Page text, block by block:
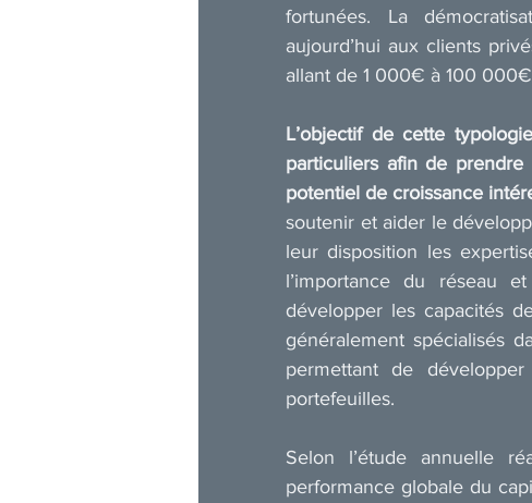
fortunées. La
aujourd’hui aux clients
allant de 1 000€ à 100
L’objectif de cette
particuliers afin de
potentiel de croissance
soutenir et aider le
leur disposition les
l’importance du réseau
développer les capacités
généralement spécialisés
permettant de
portefeuilles.
Selon l’étude annuelle
performance globale du